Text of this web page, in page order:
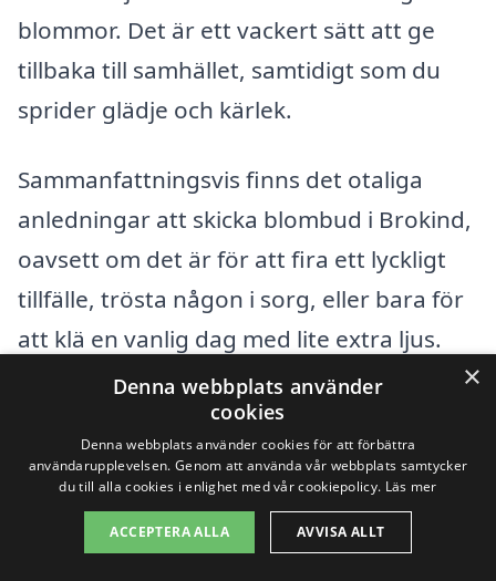
blommor. Det är ett vackert sätt att ge
tillbaka till samhället, samtidigt som du
sprider glädje och kärlek.
Sammanfattningsvis finns det otaliga
anledningar att skicka blombud i Brokind,
oavsett om det är för att fira ett lyckligt
tillfälle, trösta någon i sorg, eller bara för
att klä en vanlig dag med lite extra ljus.
Med hjälp av skicka-blombud.se kan du
enkelt navigera bland de många
alternativen och hitta den perfekta
buketten som passar för det tillfälle du vill
fira eller minnas. Gör någon glad, skicka
×
Denna webbplats använder
cookies
Denna webbplats använder cookies för att förbättra
användarupplevelsen. Genom att använda vår webbplats samtycker
du till alla cookies i enlighet med vår cookiepolicy. Läs mer
ACCEPTERA ALLA AVVISA ALLT